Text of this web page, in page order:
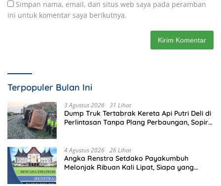
Simpan nama, email, dan situs web saya pada peramban
ini untuk komentar saya berikutnya.
Terpopuler Bulan Ini
3 Agustus 2026 31 Lihat
Dump Truk Tertabrak Kereta Api Putri Deli di
Perlintasan Tanpa Plang Perbaungan, Sopir
4 Agustus 2026 26 Lihat
Angka Renstra Setdako Payakumbuh
Melonjak Ribuan Kali Lipat, Siapa yang